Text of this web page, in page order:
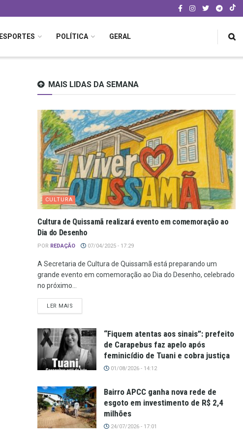
ESPORTES POLÍTICA GERAL
MAIS LIDAS DA SEMANA
CULTURA
Cultura de Quissamã realizará evento em comemoração ao
Dia do Desenho
POR REDAÇÃO 07/04/2025 - 17:29
A Secretaria de Cultura de Quissamã está preparando um
grande evento em comemoração ao Dia do Desenho, celebrado
no próximo...
LER MAIS
“Fiquem atentas aos sinais”: prefeito
de Carapebus faz apelo após
feminicídio de Tuani e cobra justiça
01/08/2026 - 14:12
Bairro APCC ganha nova rede de
esgoto em investimento de R$ 2,4
milhões
24/07/2026 - 17:01